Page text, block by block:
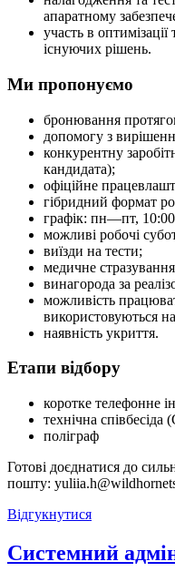
апаратному
участь в
існуючих рішень.
Ми пропонуємо
бронювання
допомогу з
конкурентну
кандидата);
офіційне
гібридний формат
графік: пн—пт,
можливі робочі
виїзди на тести;
медичне
винагорода за
можливість
використовуються
наявність укриття.
Етапи відбору
коротке телефонне
технічна
поліграф
Готові доєднатися до
пошту:
Відгукнутися
Системний